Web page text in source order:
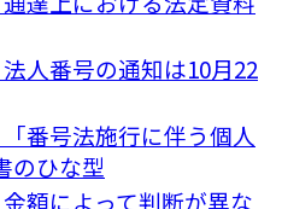
人番号の通知は10月22
番号法施行に伴う個人
のひな型
額によって判断が異な